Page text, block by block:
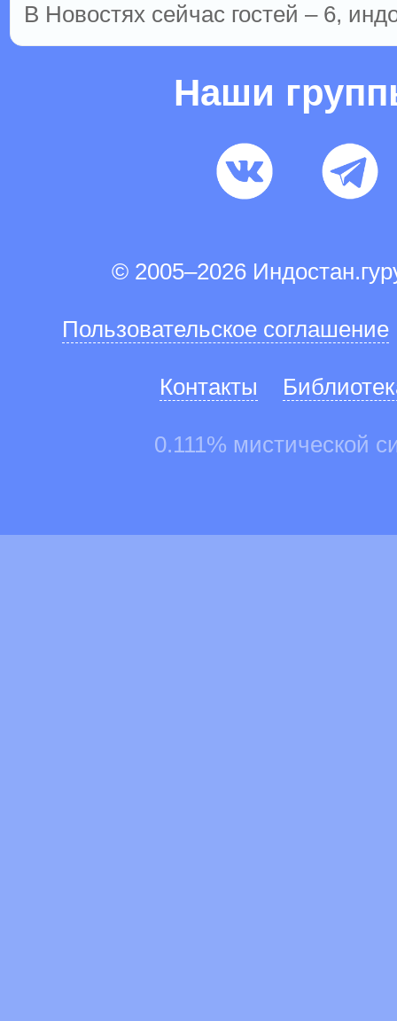
В Новостях сейчас гостей – 6,
Наши
© 2005–2026
Пользовательское соглашение
Контакты
0.111% мистической